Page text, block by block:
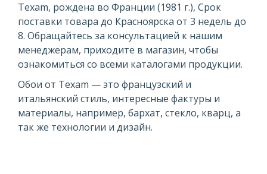
Texam, рождена во Франции (1981 г.), Срок
поставки товара до Красноярска от 3 недель до
8. Обращайтесь за консультацией к нашим
менеджерам, приходите в магазин, чтобы
ознакомиться со всеми каталогами продукции.
Обои от Texam — это французский и
итальянский стиль, интересные фактуры и
материалы, например, бархат, стекло, кварц, а
так же технологии и дизайн.